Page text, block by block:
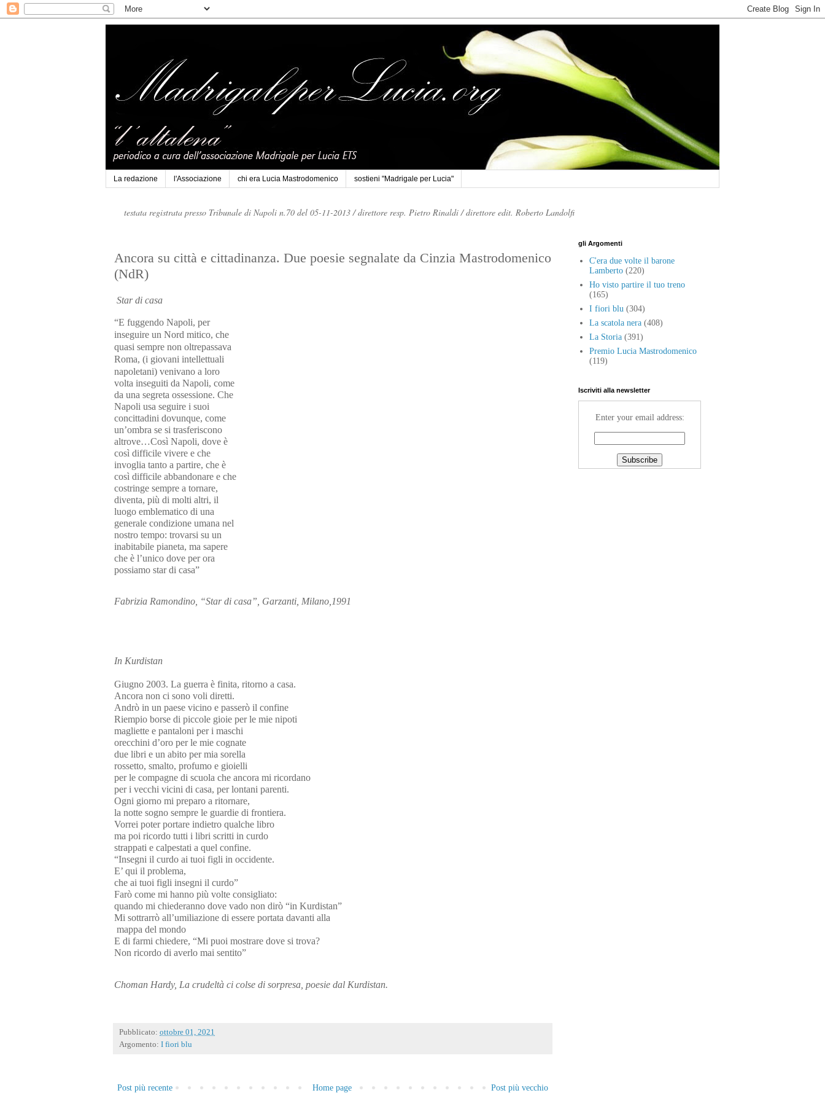
La redazione l'Associazione chi era Lucia Mastrodomenico sostieni "Madrigale per Lucia"
testata registrata presso Tribunale di Napoli n.70 del 05-11-2013 /direttore resp. Pietro Rinaldi /direttore edit. Roberto Landolfi
Ancora su città e cittadinanza. Due poesie segnalate da Cinzia Mastrodomenico
(NdR)
Star di casa
“E fuggendo Napoli, per
inseguire un Nord mitico, che
quasi sempre non oltrepassava
Roma, (i giovani intellettuali
napoletani) venivano a loro
volta inseguiti da Napoli, come
da una segreta ossessione. Che
Napoli usa seguire i suoi
concittadini dovunque, come
un’ombra se si trasferiscono
altrove…Così Napoli, dove è
così difficile vivere e che
invoglia tanto a partire, che è
così difficile abbandonare e che
costringe sempre a tornare,
diventa, più di molti altri, il
luogo emblematico di una
generale condizione umana nel
nostro tempo: trovarsi su un
inabitabile pianeta, ma sapere
che è l’unico dove per ora
possiamo star di casa”
Fabrizia Ramondino, “Star di casa”, Garzanti, Milano,1991
In Kurdistan
Giugno 2003. La guerra è finita, ritorno a casa.
Ancora non ci sono voli diretti.
Andrò in un paese vicino e passerò il confine
Riempio borse di piccole gioie per le mie nipoti
magliette e pantaloni per i maschi
orecchini d’oro per le mie cognate
due libri e un abito per mia sorella
rossetto, smalto, profumo e gioielli
per le compagne di scuola che ancora mi ricordano
per i vecchi vicini di casa, per lontani parenti.
Ogni giorno mi preparo a ritornare,
la notte sogno sempre le guardie di frontiera.
Vorrei poter portare indietro qualche libro
ma poi ricordo tutti i libri scritti in curdo
strappati e calpestati a quel confine.
“Insegni il curdo ai tuoi figli in occidente.
E’ qui il problema,
che ai tuoi figli insegni il curdo”
Farò come mi hanno più volte consigliato:
quando mi chiederanno dove vado non dirò “in Kurdistan”
Mi sottrarrò all’umiliazione di essere portata davanti alla
mappa del mondo
E di farmi chiedere, “Mi puoi mostrare dove si trova?
Non ricordo di averlo mai sentito”
Choman Hardy, La crudeltà ci colse di sorpresa, poesie dal Kurdistan.
Pubblicato: ottobre 01, 2021
Argomento: I fiori blu
Post più recente Post più vecchio
Home page
gli Argomenti
C'era due volte il barone
Lamberto (220)
Ho visto partire il tuo treno
(165)
I fiori blu (304)
La scatola nera (408)
La Storia (391)
Premio Lucia Mastrodomenico
(119)
Iscriviti alla newsletter
Enter your email address: